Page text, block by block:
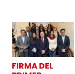
FIRMA DEL